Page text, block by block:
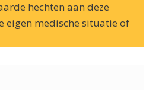
hechten aan deze
eigen medische situatie of